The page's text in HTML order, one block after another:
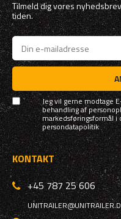
Tilmeld dig vores
tiden.
Jeg vil gerne modtage
behandling af
markedsføringsformål
persondatapolitik
KONTAKT
+45 787 25 606